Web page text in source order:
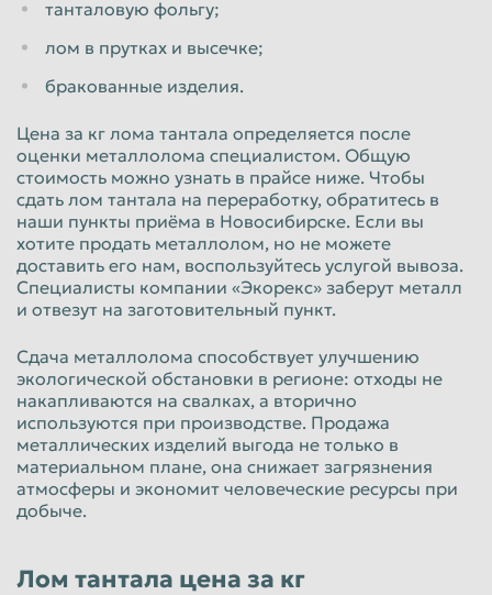
Ульяновск Уссурийск
Уфа Хабаровск
Химки Чебоксары
Череповец
Электросталь Энгельс
Южно-Сахалинск Якутск
Ярославль
танталовую фольгу;
лом в прутках и высечке;
бракованные изделия.
Цена за кг лома тантала определяется после
оценки металлолома специалистом. Общую
стоимость можно узнать в прайсе ниже. Чтобы
сдать лом тантала на переработку, обратитесь в
наши пункты приёма в Новосибирске. Если вы
хотите продать металлолом, но не можете
доставить его нам, воспользуйтесь услугой вывоза.
Специалисты компании «Экорекс» заберут металл
и отвезут на заготовительный пункт.
Сдача металлолома способствует улучшению
экологической обстановки в регионе: отходы не
накапливаются на свалках, а вторично
используются при производстве. Продажа
металлических изделий выгода не только в
материальном плане, она снижает загрязнения
атмосферы и экономит человеческие ресурсы при
добыче.
Лом тантала цена за кг